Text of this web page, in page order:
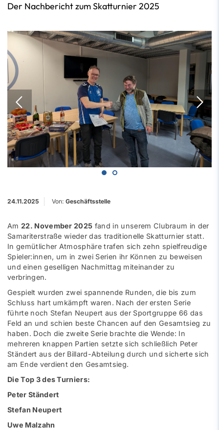
Der Nachbericht zum Skatturnier 2025
24.11.2025 Von: Geschäftsstelle
Am 22. November 2025 fand in unserem Clubraum in der
Samariterstraße wieder das traditionelle Skatturnier statt.
In gemütlicher Atmosphäre trafen sich zehn spielfreudige
Spieler:innen, um in zwei Serien ihr Können zu beweisen
und einen geselligen Nachmittag miteinander zu
verbringen.
Gespielt wurden zwei spannende Runden, die bis zum
Schluss hart umkämpft waren. Nach der ersten Serie
führte noch Stefan Neupert aus der Sportgruppe 66 das
Feld an und schien beste Chancen auf den Gesamtsieg zu
haben. Doch die zweite Serie brachte die Wende: In
mehreren knappen Partien setzte sich schließlich Peter
Ständert aus der Billard-Abteilung durch und sicherte sich
am Ende verdient den Gesamtsieg.
Die Top 3 des Turniers:
Peter Ständert
Stefan Neupert
Uwe Malzahn